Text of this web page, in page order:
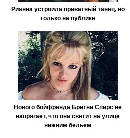
Рианна устроила приватный танец, но
только на публике
Нового бойфренда Бритни Спирс не
напрягает, что она светит на улице
нижним бельем